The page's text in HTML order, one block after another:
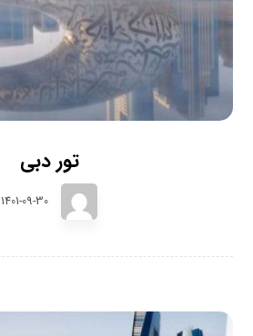
تور دبی
1401-09-30